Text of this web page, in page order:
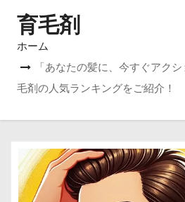
育毛剤
ホーム
「あなたの髪に、今すぐアク
毛剤の人気ランキングをご紹介！